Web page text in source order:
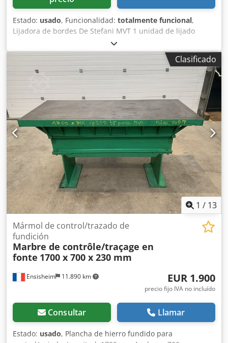
Estado: usado, Funcionalidad: totalmente funcional,
Lijadora de bordes De Stefani MVT 1 unidad de lijado
Altura máxima de la pieza: 100 mm Motor de la unidad de
lijado: 2,5 kW Unidad de lijado con sistema de autoafilado
Ajuste manual de la unidad de lijado Ajuste manual del
ángulo de la unidad Unidad de lijado con oscilación
Djdjznu D Ropfx Adhjck Velocidad de avance regulable
mediante variador Motor de avance de 0,74 kW
Clasificado
1 / 13
Ensisheim 11.890 km
Mármol de control/trazado de
fundición
Marbre de contrôle/traçage en
fonte 1700 x 700 x 230 mm
EUR 1.900
precio fijo IVA no incluído
Consultar Llamar
Estado: usado, Plancha de hierro fundido para